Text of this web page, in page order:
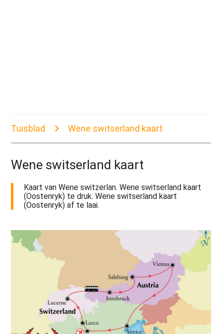
Tuisblad Wene switserland kaart
Wene switserland kaart
Kaart van Wene switzerlan. Wene switserland kaart
(Oostenryk) te druk. Wene switserland kaart
(Oostenryk) af te laai.